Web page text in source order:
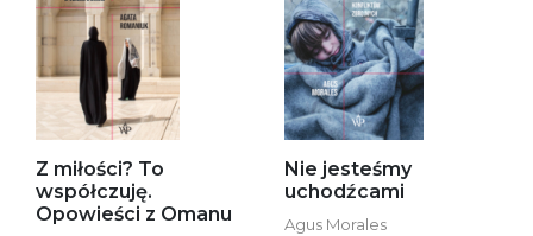
Z miłości? To
współczuję.
Opowieści z Omanu
Nie jesteśmy
uchodźcami
Agus Morales